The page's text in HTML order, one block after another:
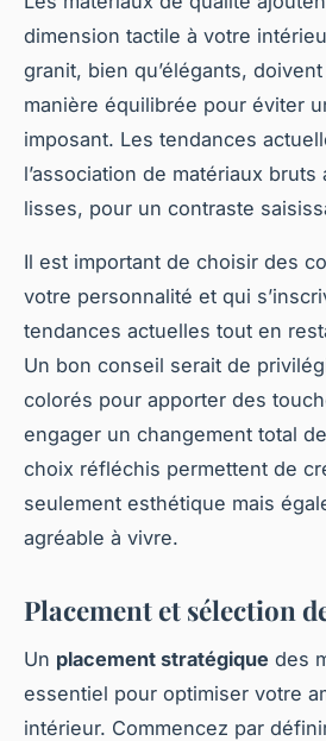
dimension tactile à votre
granit, bien qu’élégants,
manière équilibrée pour éviter
imposant. Les tendances
l’association de matériaux
lisses, pour un contraste
Il est important de choisir des
votre personnalité et qui
tendances actuelles tout en
Un bon conseil serait de
colorés pour apporter des
engager un changement total
choix réfléchis permettent de
seulement esthétique mais
agréable à vivre.
Placement et sélection
Un placement stratégique des
essentiel pour optimiser votre
intérieur. Commencez par